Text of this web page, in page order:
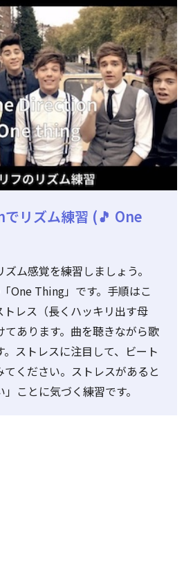
リズム練習 (🎵 One
ム感覚を練習しましょう。
One Thing」です。手順はこ
トレス（長くハッキリ出す母
てあります。曲を聴きながら歌
ストレスに注目して、ビート
てください。ストレスがあると
ことに気づく練習です。